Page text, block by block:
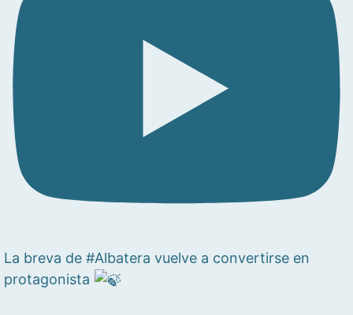
La breva de #Albatera vuelve a convertirse en
protagonista